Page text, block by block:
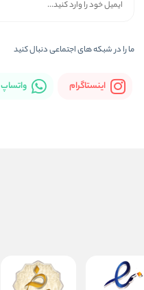
ما را در شبکه های اجتماعی دنبال کنید
اینستاگرام واتساپ